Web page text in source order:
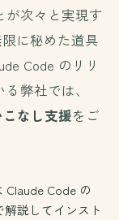
が次々と実現す
に秘めた道具
Code のリリ
弊社では、
なし支援をご
Claude Code の
説してインスト